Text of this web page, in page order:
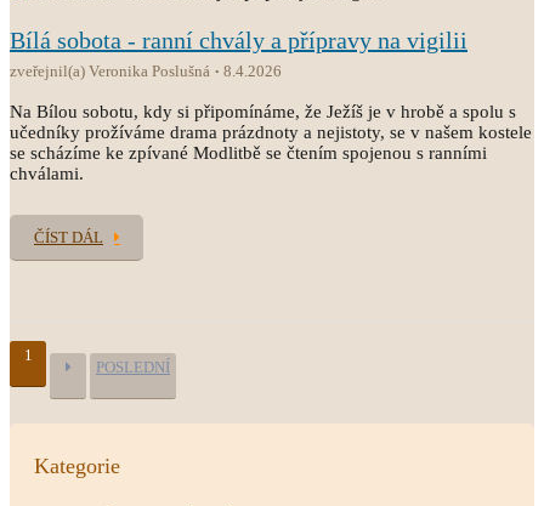
Bílá sobota - ranní chvály a přípravy na vigilii
zveřejnil(a) Veronika Poslušná 8.4.2026
Na Bílou sobotu, kdy si připomínáme, že Ježíš je v hrobě a spolu s
učedníky prožíváme drama prázdnoty a nejistoty, se v našem kostele
se scházíme ke zpívané Modlitbě se čtením spojenou s ranními
chválami.
ČÍST DÁL
1
POSLEDNÍ
Kategorie